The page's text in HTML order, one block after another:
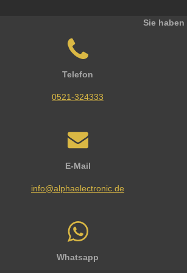
Sie
Telefon
0521-324333
E-Mail
info@alphaelectronic.de
Whatsapp